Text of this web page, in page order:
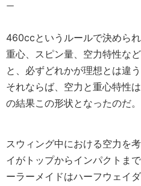
ー
460ccというルールで決めら
重心、スピン量、空力特性な
と、必ずどれかが理想とは違
それならば、空力と重心特性
の結果この形状となったのだ。
スウィング中における空力を
イがトップからインパクトま
ーラーメイドはハーフウェイ